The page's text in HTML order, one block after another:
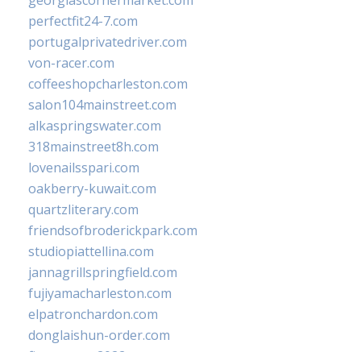
perfectfit24-7.com
portugalprivatedriver.com
von-racer.com
coffeeshopcharleston.com
salon104mainstreet.com
alkaspringswater.com
318mainstreet8h.com
lovenailsspari.com
oakberry-kuwait.com
quartzliterary.com
friendsofbroderickpark.com
studiopiattellina.com
jannagrillspringfield.com
fujiyamacharleston.com
elpatronchardon.com
donglaishun-order.com